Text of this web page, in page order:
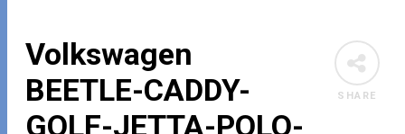
SHARE
Volkswagen
BEETLE-CADDY-
GOLF-JETTA-POLO-